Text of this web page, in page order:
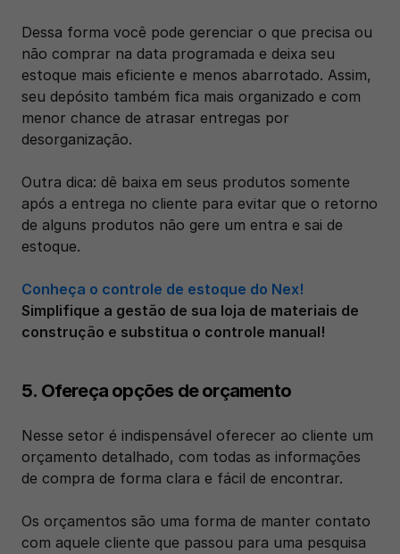
Dessa forma você pode gerenciar o que precisa ou
não comprar na data programada e deixa seu
estoque mais eficiente e menos abarrotado. Assim,
seu depósito também fica mais organizado e com
menor chance de atrasar entregas por
desorganização.
Outra dica: dê baixa em seus produtos somente
após a entrega no cliente para evitar que o retorno
de alguns produtos não gere um entra e sai de
estoque.
Conheça o controle de estoque do Nex!
Simplifique a gestão de sua loja de materiais de
construção e substitua o controle manual!
5. Ofereça opções de orçamento
Nesse setor é indispensável oferecer ao cliente um
orçamento detalhado, com todas as informações
de compra de forma clara e fácil de encontrar.
Os orçamentos são uma forma de manter contato
com aquele cliente que passou para uma pesquisa